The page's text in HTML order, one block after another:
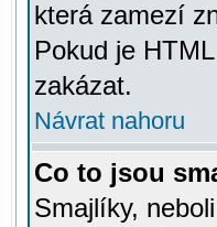
která zamezí
Pokud je
zakázat.
Návrat nahoru
Co to jsou
Smajlíky,